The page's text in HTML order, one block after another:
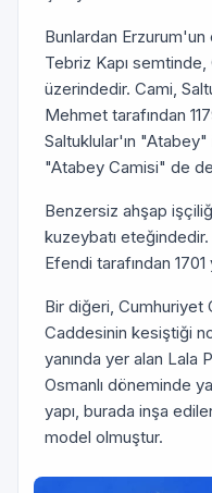
Bunlardan
Tebriz Kapı
üzerindedir. Cami,
Mehmet tarafından
Saltuklular'ın
"Atabey Camisi" de
Benzersiz ahşap
kuzeybatı
Efendi tarafından 1701
Bir diğeri, Cumhuriyet
Caddesinin kesiştiği
yanında yer alan Lala
Osmanlı döneminde
yapı, burada inşa
model olmuştur.